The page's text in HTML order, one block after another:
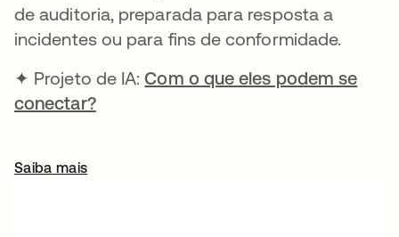
de auditoria, preparada para resposta a
incidentes ou para fins de conformidade.
✦ Projeto de IA:Com o que eles podem se
conectar?
Saiba mais